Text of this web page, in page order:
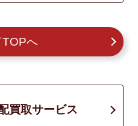
TOPへ
買取サービス